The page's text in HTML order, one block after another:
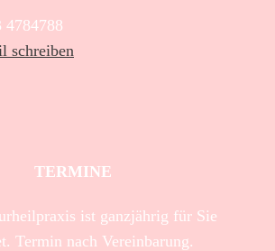
4784788
schreiben
TERMINE
ist ganzjährig für Sie
Termin nach Vereinbarung.